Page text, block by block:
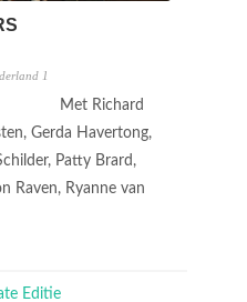
1
Met Richard
Gerda Havertong,
Patty Brard,
Raven, Ryanne van